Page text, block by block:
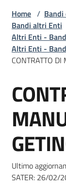
L'Agenzia
Bandi
strumenti
acquisto
Supporto
Home /
Bandi altri Enti
Altri Enti -
Altri Enti -
CONTRATTO DI
Salta al
Ultimo
SATER: 26/02/